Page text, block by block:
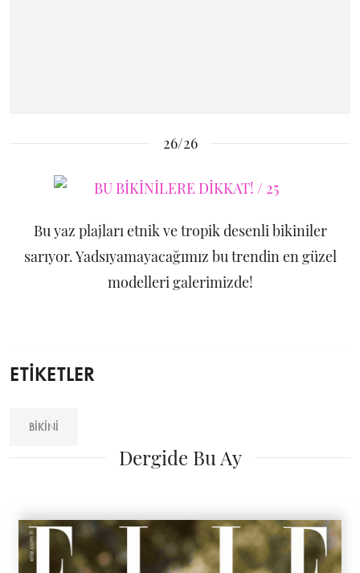
26/26
Bu yaz plajları etnik ve tropik desenli bikiniler
sarıyor. Yadsıyamayacağımız bu trendin en güzel
modelleri galerimizde!
ETİKETLER
BIKINI
Dergide Bu Ay